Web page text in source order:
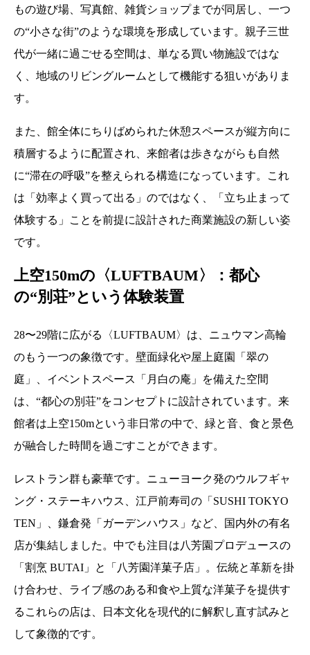
もの遊び場、写真館、雑貨ショップまでが同居し、一つ
の“小さな街”のような環境を形成しています。親子三世
代が一緒に過ごせる空間は、単なる買い物施設ではな
く、地域のリビングルームとして機能する狙いがありま
す。
また、館全体にちりばめられた休憩スペースが縦方向に
積層するように配置され、来館者は歩きながらも自然
に“滞在の呼吸”を整えられる構造になっています。これ
は「効率よく買って出る」のではなく、「立ち止まって
体験する」ことを前提に設計された商業施設の新しい姿
です。
上空150mの〈LUFTBAUM〉：都心
の“別荘”という体験装置
28〜29階に広がる〈LUFTBAUM〉は、ニュウマン高輪
のもう一つの象徴です。壁面緑化や屋上庭園「翠の
庭」、イベントスペース「月白の庵」を備えた空間
は、“都心の別荘”をコンセプトに設計されています。来
館者は上空150mという非日常の中で、緑と音、食と景色
が融合した時間を過ごすことができます。
レストラン群も豪華です。ニューヨーク発のウルフギャ
ング・ステーキハウス、江戸前寿司の「SUSHI TOKYO
TEN」、鎌倉発「ガーデンハウス」など、国内外の有名
店が集結しました。中でも注目は八芳園プロデュースの
「割烹 BUTAI」と「八芳園洋菓子店」。伝統と革新を掛
け合わせ、ライブ感のある和食や上質な洋菓子を提供す
るこれらの店は、日本文化を現代的に解釈し直す試みと
して象徴的です。